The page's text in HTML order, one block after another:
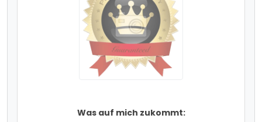
Was auf mich zukommt: